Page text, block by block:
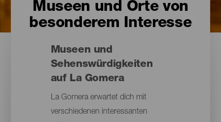
Museen und Orte von
besonderem Interesse
Museen und
Sehenswürdigkeiten
auf La Gomera
La Gomera erwartet dich mit
verschiedenen interessanten